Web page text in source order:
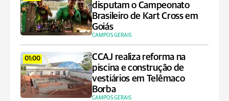
disputam o Campeonato
Brasileiro de Kart Cross em
Goiás
CAMPOS GERAIS
01:00
CCAJ realiza reforma na
piscina e construção de
vestiários em Telêmaco
Borba
CAMPOS GERAIS